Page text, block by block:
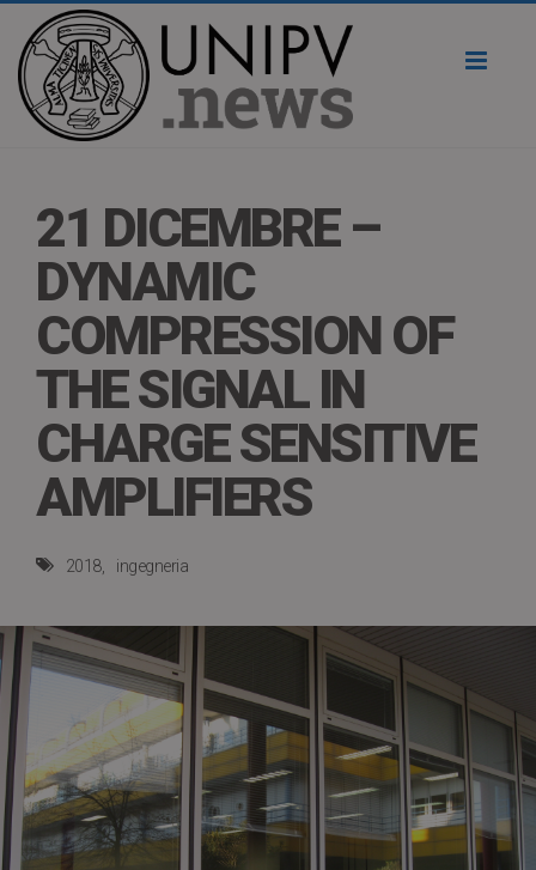
21 DICEMBRE –
DYNAMIC
COMPRESSION OF
THE SIGNAL IN
CHARGE SENSITIVE
AMPLIFIERS
2018 ingegneria